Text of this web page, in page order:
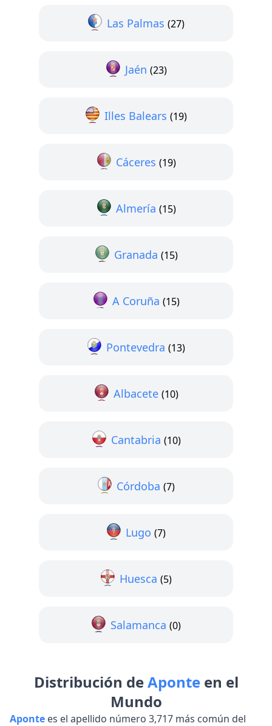
Las Palmas (27)
Jaén (23)
Illes Balears (19)
Cáceres (19)
Almería (15)
Granada (15)
A Coruña (15)
Pontevedra (13)
Albacete (10)
Cantabria (10)
Córdoba (7)
Lugo (7)
Huesca (5)
Salamanca (0)
Distribución deAponteen el
Mundo
Aponte es el apellido número 3,717 más común del